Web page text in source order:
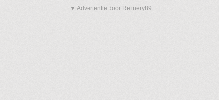
▼ Advertentie door Refinery89